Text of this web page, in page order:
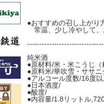
●おすすめの召し上がり
常温、少し冷やして、
純米酒
●原材料/米・米こうじ（
●原料米/華吹雪・ササニ
●アルコール度数/16度
●日本酒度/
●酸度/
●内容量/1.8リットル